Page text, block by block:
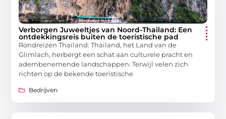
Verborgen Juweeltjes van Noord-Thailand: Een
ontdekkingsreis buiten de toeristische pad
Rondreizen Thailand: Thailand, het Land van de
Glimlach, herbergt een schat aan culturele pracht en
adembenemende landschappen. Terwijl velen zich
richten op de bekende toeristische
Bedrijven